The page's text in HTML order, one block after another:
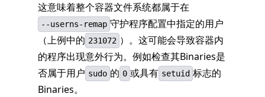
这意味着整个容器文件系统都属于在
--userns-remap 守护程序配置中指定的用户
（上例中的 231072 ）。这可能会导致容器内
的程序出现意外行为。例如检查其Binaries是
否属于用户 sudo 的 0 或具有 setuid 标志的
Binaries。